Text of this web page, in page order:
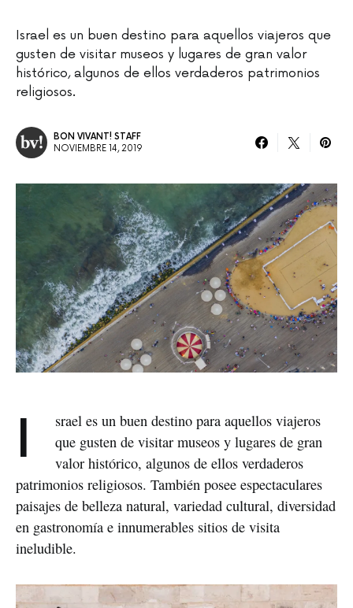
Israel es un buen destino para aquellos viajeros que
gusten de visitar museos y lugares de gran valor
histórico, algunos de ellos verdaderos patrimonios
religiosos.
BON VIVANT! STAFF
NOVIEMBRE 14, 2019
Israel es un buen destino para aquellos viajeros
que gusten de visitar museos y lugares de gran
valor histórico, algunos de ellos verdaderos
patrimonios religiosos. También posee espectaculares
paisajes de belleza natural, variedad cultural, diversidad
en gastronomía e innumerables sitios de visita
ineludible.